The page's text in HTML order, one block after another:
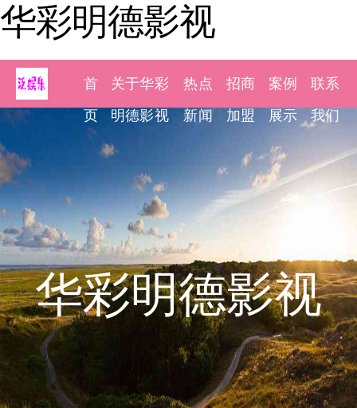
华彩明德影视
首
页
关于华彩
明德影视
热点
新闻
招商
加盟
案例
展示
联系
我们
华彩明德影视